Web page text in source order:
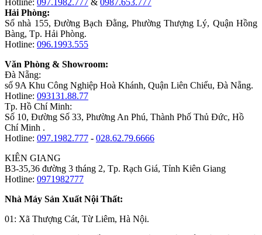
Hotline: 097.1982.777 & 0987.653.777
Hải Phòng:
Số nhà 155, Đường Bạch Đằng, Phường Thượng Lý, Quận Hồng
Bàng, Tp. Hải Phòng.
Hotline: 096.1993.555
Văn Phòng & Showroom:
Đà Nẵng:
số 9A Khu Công Nghiệp Hoà Khánh, Quận Liên Chiểu, Đà Nẵng.
Hotline: 093131.88.77
Tp. Hồ Chí Minh:
Số 10, Đường Số 33, Phường An Phú, Thành Phố Thủ Đức, Hồ
Chí Minh .
Hotline: 097.1982.777 - 028.62.79.6666
KIÊN GIANG
B3-35,36 đường 3 tháng 2, Tp. Rạch Giá, Tỉnh Kiên Giang
Hotline: 0971982777
Nhà Máy Sản Xuất Nội Thất:
01: Xã Thượng Cát, Từ Liêm, Hà Nội.